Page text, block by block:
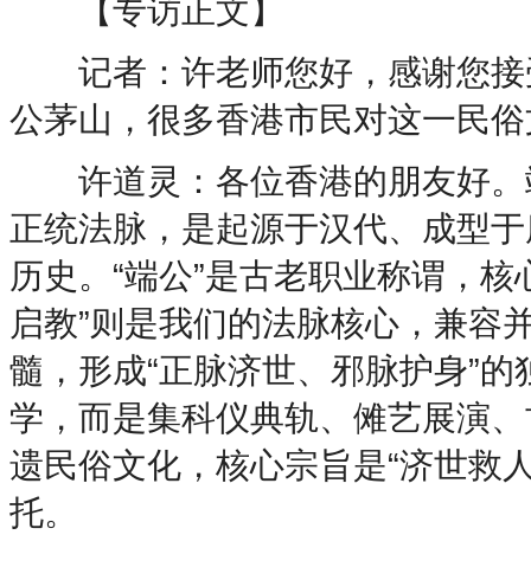
【专访正文】
记者：许老师您好，感谢您接
公茅山，很多香港市民对这一民
许道灵：各位香港的朋友好。
正统法脉，是起源于汉代、成型
历史。“端公”是古老职业称谓，
启教”则是我们的法脉核心，兼容
髓，形成“正脉济世、邪脉护身”
学，而是集科仪典轨、傩艺展演
遗民俗文化，核心宗旨是“济世救
托。